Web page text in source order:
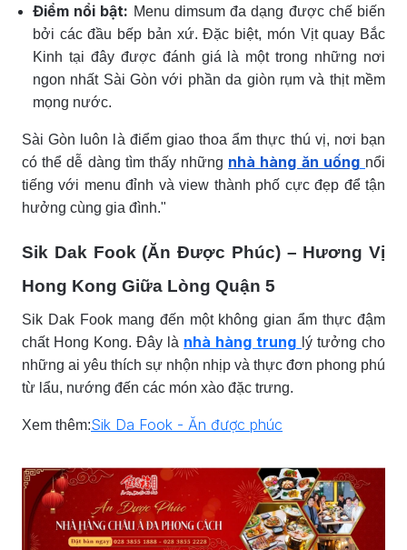
Điểm nổi bật: Menu dimsum đa dạng được chế biến
bởi các đầu bếp bản xứ. Đặc biệt, món Vịt quay Bắc
Kinh tại đây được đánh giá là một trong những nơi
ngon nhất Sài Gòn với phần da giòn rụm và thịt mềm
mọng nước.
Sài Gòn luôn là điểm giao thoa ẩm thực thú vị, nơi bạn
có thể dễ dàng tìm thấy những nhà hàng ăn uống nổi
tiếng với menu đỉnh và view thành phố cực đẹp để tận
hưởng cùng gia đình."
Sik Dak Fook (Ăn Được Phúc) – Hương Vị
Hong Kong Giữa Lòng Quận 5
Sik Dak Fook mang đến một không gian ẩm thực đậm
chất Hong Kong. Đây là nhà hàng trung lý tưởng cho
những ai yêu thích sự nhộn nhịp và thực đơn phong phú
từ lẩu, nướng đến các món xào đặc trưng.
Xem thêm:Sik Da Fook - Ăn được phúc